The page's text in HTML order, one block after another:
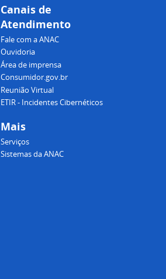
Canais de
Atendimento
Fale com a ANAC
Ouvidoria
Área de imprensa
Consumidor.gov.br
Reunião Virtual
ETIR - Incidentes Cibernéticos
Mais
Serviços
Sistemas da ANAC